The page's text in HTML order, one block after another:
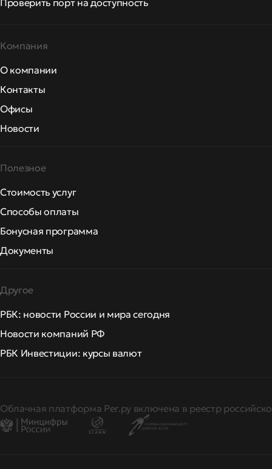
Проверить порт на доступность
Компания
О компании
Контакты
Офисы
Новости
Полезное
Стоимость услуг
Способы оплаты
Бонусная программа
Документы
Другое
РБК: новости России и мира сегодня
Новости компаний РФ
РБК Инвестиции: курсы валют
Облачная платформа Рег.ру включена в реестр